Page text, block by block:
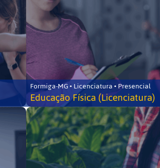
Formiga-MG • Licenciatura • Presencial
Educação Física (Licenciatura)